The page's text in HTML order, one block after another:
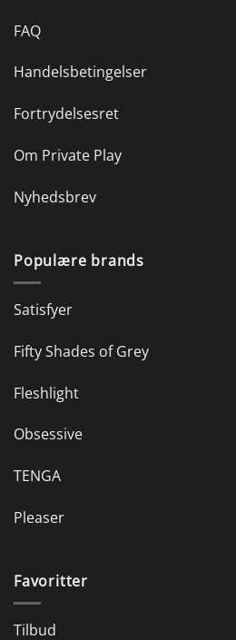
FAQ
Handelsbetingelser
Fortrydelsesret
Om Private Play
Nyhedsbrev
Populære brands
Satisfyer
Fifty Shades of Grey
Fleshlight
Obsessive
TENGA
Pleaser
Favoritter
Tilbud